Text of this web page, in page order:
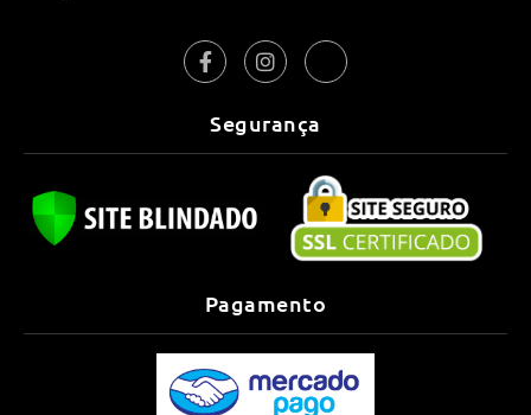
Segurança
Pagamento